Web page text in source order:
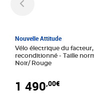
Nouvelle Attitude
Vélo électrique du facteur,
reconditionné - Taille normale -
Noir/ Rouge
1 490,00€